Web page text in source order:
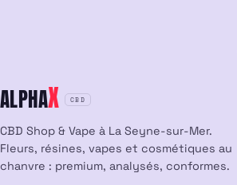
ALPHAX CBD
CBD Shop & Vape à La Seyne-sur-Mer.
Fleurs, résines, vapes et cosmétiques au
chanvre : premium, analysés, conformes.